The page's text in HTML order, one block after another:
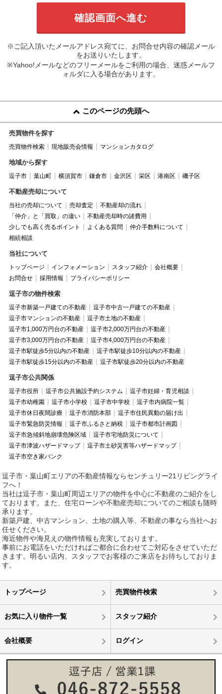
※ご記入頂いたメールアドレス宛てに、お問合せ内容の確認メール
をお送りいたします。
※Yahoo!メールなどのフリーメールをご利用の場合、迷惑メールフ
ォルダに入る場合があります。
このページの先頭へ
売買物件を探す
売買物件検索 現地販売会情報 マンションカタログ
地域から探す
逗子市 葉山町 横須賀市 鎌倉市 金沢区 栄区 港南区 磯子区
不動産売却について
当社の売却について 売却査定
不動産却の流れ
「仲介」と「買取」の違い
不動産売却時の諸費用
少しでも高く売るポイント
よくある質問
仲介手数料について
相続相談
当社について
トップページ インフォメーション スタッフ紹介
会社概要
お問合せ
採用情報 プライバシーポリシー
逗子市の物件検索
逗子市新築一戸建ての不動産
逗子市中古一戸建ての不動産
逗子市マンションの不動産
逗子市土地の不動産
逗子市1,000万円台の不動産
逗子市2,000万円台の不動産
逗子市3,000万円台の不動産
逗子市4,000万円台の不動産
逗子市駅徒歩5分以内の不動産
逗子市駅徒歩10分以内の不動産
逗子市駅徒歩15分以内の不動産
逗子市駅徒歩20分以内の不動産
逗子市公共関係
逗子市役所 逗子市公共施設予約システム
逗子市妊婦・育児相談
逗子市幼稚園
逗子市小学校 逗子市中学校
逗子市内病院一覧
逗子市休日夜間診療
逗子市消防本部
逗子市住民異動の届け出
逗子市緊急防災情報
逗子市ふるさと納税
逗子市都市計画図
逗子市急傾斜地崩壊危険区域
逗子市宅地防災について
逗子市津波ハザードマップ
逗子市土砂災害等ハザードマップ
逗子市空き家バンク
逗子市・葉山町エリアの不動産情報ならセンチュリー21リビングライ
フへ！
当社は逗子市・葉山町周辺エリアの物件を中心に不動産のご紹介をし
ております。また、住宅ローンや不動産売却についてのご相談も随時
承ります。
新築戸建、中古マンション、土地の購入等、不動産の事なら当社へお
任せください。
海近物件や海見えの物件情報も充実しております。
事前にお電話をいただければご都合に合わせてご対応をさせていただ
きます。明るい店内、スタッフでお客様のご来店をお待ちしておりま
す。
トップページ 売買物件検索
お気に入り物件一覧 スタッフ紹介
会社概要 ログイン